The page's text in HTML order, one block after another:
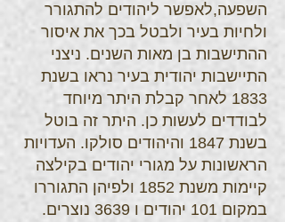
השפעה,לאפשר ליהודים להתגורר
ולחיות בעיר ולבטל בכך את איסור
ההתישבות בן מאות השנים. ניצני
התיישבות יהודית בעיר נראו בשנת
1833 לאחר קבלת היתר מיוחד
לבודדים לעשות כן. היתר זה בוטל
בשנת 1847 והיהודים סולקו. העדויות
הראשונות על מגורי יהודים בקילצה
קיימות משנת 1852 ולפיהן התגוררו
במקום 101 יהודים ו 3639 נוצרים.